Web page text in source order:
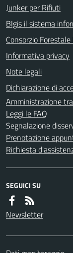
Junker per Rifiuti
BIgis il sistema
Consorzio
Informativa privacy
Note legali
Dichiarazione di
Amministrazione
Leggi le FAQ
Segnalazione
Prenotazione
Richiesta
SEGUICI SU
Newsletter